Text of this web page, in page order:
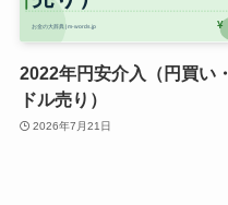
2022年円安介入（円買い・
ドル売り）
2026年7月21日